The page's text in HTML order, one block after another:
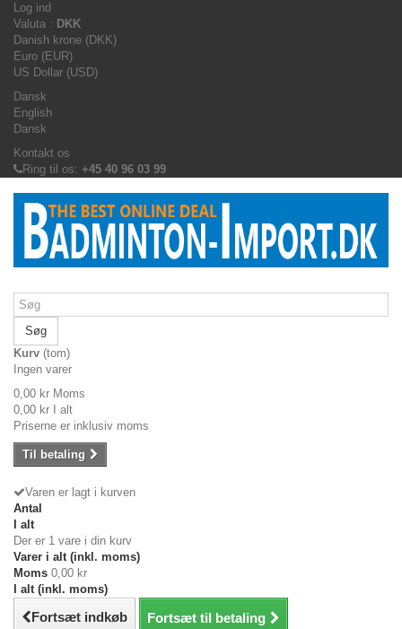
Log ind
Valuta : DKK
Danish krone (DKK)
Euro (EUR)
US Dollar (USD)
Dansk
English
Dansk
Kontakt os
Ring til os: +45 40 96 03 99
Søg
Kurv (tom)
Ingen varer
0,00 kr Moms
0,00 kr I alt
Priserne er inklusiv moms
Til betaling
Varen er lagt i kurven
Antal
I alt
Der er 1 vare i din kurv
Varer i alt (inkl. moms)
Moms 0,00 kr
I alt (inkl. moms)
Fortsæt indkøb Fortsæt til betaling